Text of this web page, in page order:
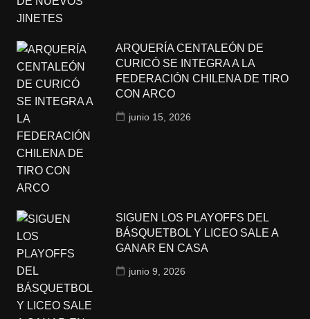
ARQUERÍA CENTALEÓN DE
CURICÓ SE INTEGRA A LA
FEDERACIÓN CHILENA DE TIRO
CON ARCO
junio 15, 2026
SIGUEN LOS PLAYOFFS DEL
BÁSQUETBOL Y LICEO SALE A
GANAR EN CASA
junio 9, 2026